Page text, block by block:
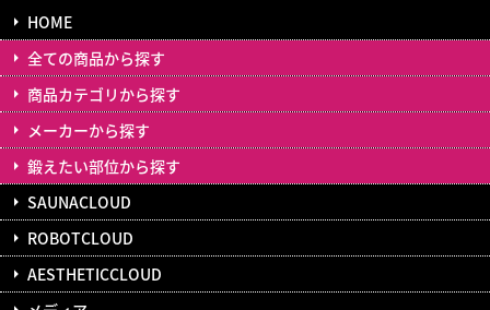
HOME
全ての商品から探す
商品カテゴリから探す
メーカーから探す
鍛えたい部位から探す
SAUNACLOUD
ROBOTCLOUD
AESTHETICCLOUD